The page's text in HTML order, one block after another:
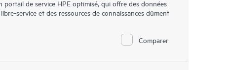
portail de service HPE optimisé, qui offre des données
service et des ressources de connaissances dûment
Comparer